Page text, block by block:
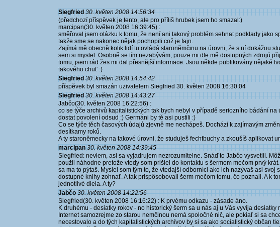
Siegfried 30. květen 2008 14:56:34
(předchozí příspěvek je tento, ale pro příliš hrubek jsem ho smazal:)
marcipan(30. květen 2008 16:39:45) :
směřoval jsem otázku k tomu, že není ani takový problém sehnat podklady jako
takže sme se nakonec nějak pochopili což je fajn.
Zajímá mě obecně kolik lidí tu ovládá staroněmčinu na úrovni, že s ní dokážou
sem si myslel. Osobně se tím nezabývám, pouze mi dle mě dostupných zdrojů
tomu, jsem rád žes mi dal přesnější informace. Jsou někde publikovány nějaké
takového chuť :)
Siegfried 30. květen 2008 14:54:42
příspěvek byl smazán użivatelem Siegfried 30. květen 2008 16:30:04
Siegfried 30. květen 2008 14:43:27
Jabčo(30. květen 2008 16:22:56) :
co se týče archivů kapitalistických tak bych nebyl v případě seriozního bádání
dostat povolení odsud :) Germáni by tě asi pustili :)
Co se týče těch časových údajů zjevně me nechápeš. Dochází k zajímavým
desítkamy roků.
A ty staroněmecky na takové úrovni, že studuješ fechtbuchy a zkoušíš aplikovat
marcipan 30. květen 2008 14:39:45
Siegfried: neviem, asi sa vyjadrujem nezrozumitelne. Snáď to Jabčo vysvetlil.
použil náhodne pretože vtedy som prišiel do kontaktu s šermom mečom prvý
sa ma to pýtaš. Myslel som tým to, že vtedajší odborníci ako ich nazývaš asi
dostupné knihy zohnať. A tak prispôsobovali šerm mečom tomu, čo poznali. A k
jednotlivé diela. A ty?
Jabčo 30. květen 2008 14:22:56
Siegfried(30. květen 2008 16:16:22) : K prvému odkazu - zásade áno.
K druhému - desiatky rokov - no historický šerm sa u nás aj u Vás vyvíja
Internet samozrejme zo starou nemčinou nemá spoločné nič, ale pokiaľ si sa
necestovalo a do tých kapitalistických archívov by si sa ako socialistický občan